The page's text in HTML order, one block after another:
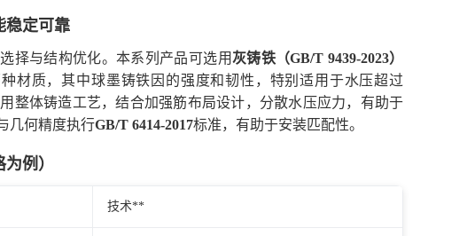
稳定可靠
择与结构优化。本系列产品可选用灰铸铁（GB/T 9439-2023）
材质，其中球墨铸铁因的强度和韧性，特别适用于水压超过
整体铸造工艺，结合加强筋布局设计，分散水压应力，有助于
几何精度执行GB/T 6414-2017标准，有助于安装匹配性。
例）
技术**